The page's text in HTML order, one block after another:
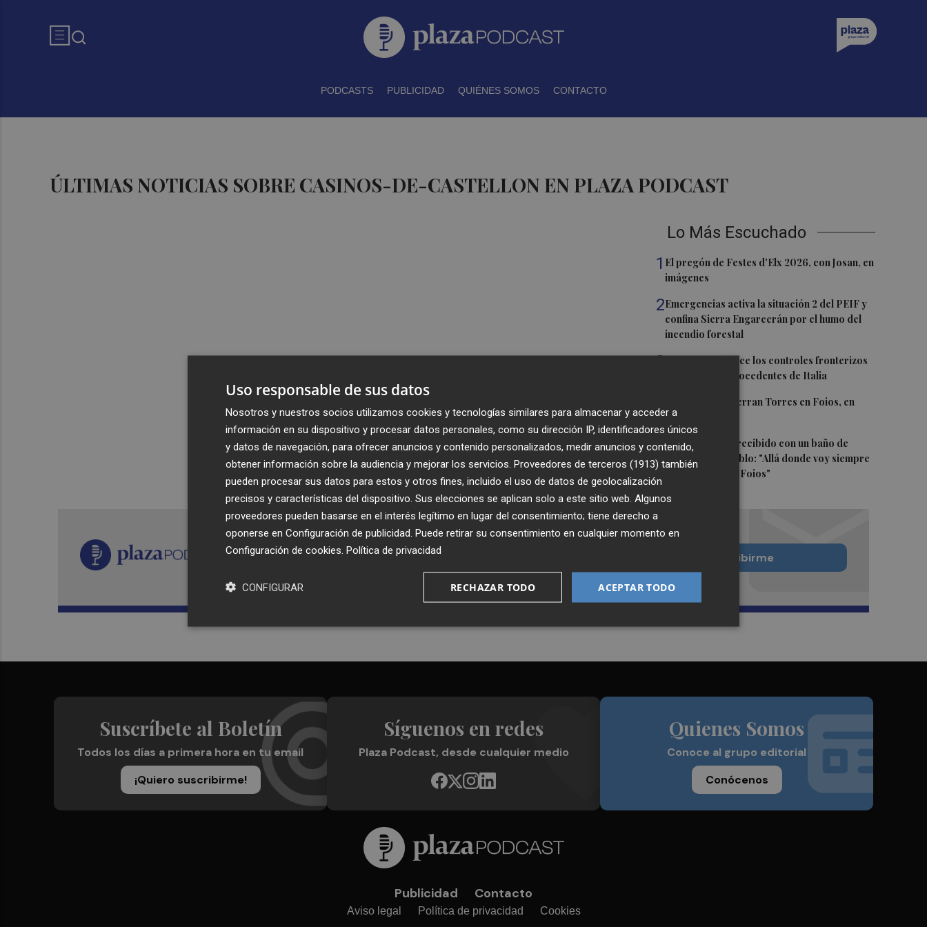
PODCASTS PUBLICIDAD QUIÉNES SOMOS CONTACTO
ÚLTIMAS NOTICIAS SOBRE CASINOS-DE-CASTELLON EN PLAZA PODCAST
Lo Más Escuchado
1 El pregón de Festes d'Elx 2026, con Josan, en
imágenes
2Emergencias activa la situación 2 del PEIF y
confina Sierra Engarcerán por el humo del
incendio forestal
3España restablece los controles fronterizos
a los viajeros procedentes de Italia
El homenaje a Ferran Torres en Foios, en
imágenes
5Ferran Torres, recibido con un baño de
masas en su pueblo: "Allá donde voy siempre
digo que soy de Foios"
Recibe toda la actualidad de
Plaza Podcast en tu correo
Quiero suscribirme
Suscríbete al Boletín
Todos los días a primera hora en tu email
¡Quiero suscribirme!
Síguenos en redes
Plaza Podcast, desde cualquier medio
Quienes Somos
Conoce al grupo editorial
Conócenos
Publicidad Contacto
Aviso legal Política de privacidad Cookies
Uso responsable de sus datos
Nosotros y nuestros socios utilizamos cookies y tecnologías similares para almacenar y acceder a
información en su dispositivo y procesar datos personales, como su dirección IP, identificadores únicos
y datos de navegación, para ofrecer anuncios y contenido personalizados, medir anuncios y contenido,
obtener información sobre la audiencia y mejorar los servicios. Proveedores de terceros (1913) también
pueden procesar sus datos para estos y otros fines, incluido el uso de datos de geolocalización
precisos y características del dispositivo. Sus elecciones se aplican solo a este sitio web. Algunos
proveedores pueden basarse en el interés legítimo en lugar del consentimiento; tiene derecho a
oponerse en Configuración de publicidad . Puede retirar su consentimiento en cualquier momento en
Configuración de cookies Política de privacidad
ACEPTAR TODO
RECHAZAR TODO
CONFIGURAR